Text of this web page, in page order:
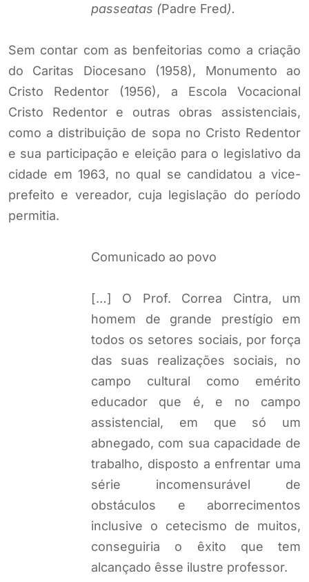
passeatas (Padre Fred).
Sem contar com as benfeitorias como a criação
do Caritas Diocesano (1958), Monumento ao
Cristo Redentor (1956), a Escola Vocacional
Cristo Redentor e outras obras assistenciais,
como a distribuição de sopa no Cristo Redentor
e sua participação e eleição para o legislativo da
cidade em 1963, no qual se candidatou a vice-
prefeito e vereador, cuja legislação do período
permitia.
Comunicado ao povo
[…] O Prof. Correa Cintra, um
homem de grande prestígio em
todos os setores sociais, por força
das suas realizações sociais, no
campo cultural como emérito
educador que é, e no campo
assistencial, em que só um
abnegado, com sua capacidade de
trabalho, disposto a enfrentar uma
série incomensurável de
obstáculos e aborrecimentos
inclusive o cetecismo de muitos,
conseguiria o êxito que tem
alcançado êsse ilustre professor.